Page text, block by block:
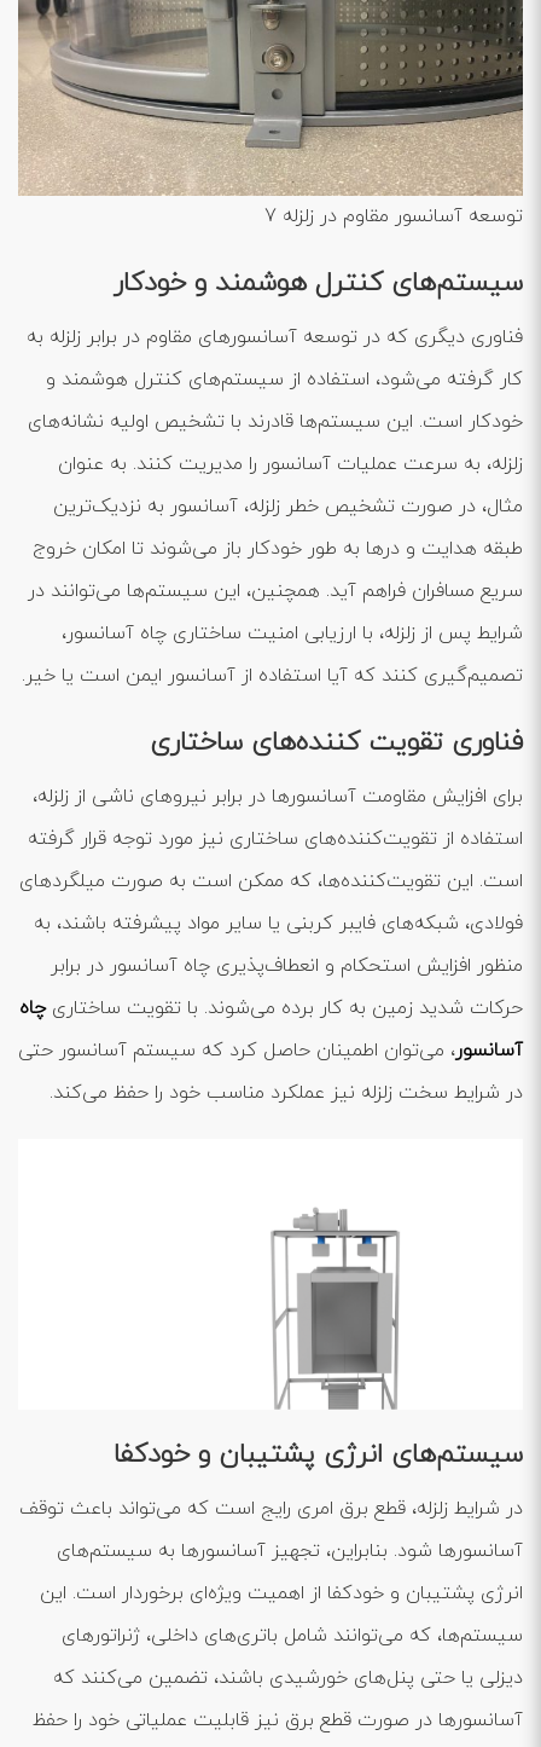
توسعه آسانسور مقاوم در زلزله 7
سیستم‌های کنترل هوشمند و خودکار
فناوری دیگری که در توسعه آسانسورهای مقاوم در برابر زلزله به
کار گرفته می‌شود، استفاده از سیستم‌های کنترل هوشمند و
خودکار است. این سیستم‌ها قادرند با تشخیص اولیه نشانه‌های
زلزله، به سرعت عملیات آسانسور را مدیریت کنند. به عنوان
مثال، در صورت تشخیص خطر زلزله، آسانسور به نزدیک‌ترین
طبقه هدایت و درها به طور خودکار باز می‌شوند تا امکان خروج
سریع مسافران فراهم آید. همچنین، این سیستم‌ها می‌توانند در
شرایط پس از زلزله، با ارزیابی امنیت ساختاری چاه آسانسور،
تصمیم‌گیری کنند که آیا استفاده از آسانسور ایمن است یا خیر.
فناوری تقویت کننده‌های ساختاری
برای افزایش مقاومت آسانسورها در برابر نیروهای ناشی از زلزله،
استفاده از تقویت‌کننده‌های ساختاری نیز مورد توجه قرار گرفته
است. این تقویت‌کننده‌ها، که ممکن است به صورت میلگردهای
فولادی، شبکه‌های فایبر کربنی یا سایر مواد پیشرفته باشند، به
منظور افزایش استحکام و انعطاف‌پذیری چاه آسانسور در برابر
حرکات شدید زمین به کار برده می‌شوند. با تقویت ساختاریچاه
آسانسور، می‌توان اطمینان حاصل کرد که سیستم آسانسور حتی
در شرایط سخت زلزله نیز عملکرد مناسب خود را حفظ می‌کند.
سیستم‌های انرژی پشتیبان و خودکفا
در شرایط زلزله، قطع برق امری رایج است که می‌تواند باعث توقف
آسانسورها شود. بنابراین، تجهیز آسانسورها به سیستم‌های
انرژی پشتیبان و خودکفا از اهمیت ویژه‌ای برخوردار است. این
سیستم‌ها، که می‌توانند شامل باتری‌های داخلی، ژنراتورهای
دیزلی یا حتی پنل‌های خورشیدی باشند، تضمین می‌کنند که
آسانسورها در صورت قطع برق نیز قابلیت عملیاتی خود را حفظ